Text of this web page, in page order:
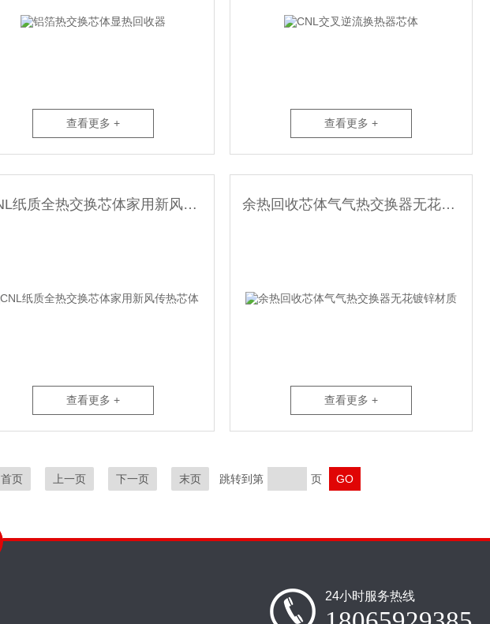
查看更多 + 查看更多 +
CNL纸质全热交换芯体家用新风传热芯体
查看更多 +
余热回收芯体气气热交换器无花镀锌材质
查看更多 +
首页 上一页 下一页 末页 跳转到第 页
24小时服务热线